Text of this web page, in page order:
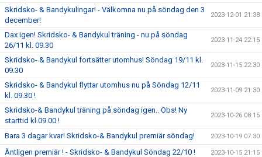
Skridsko- & Bandykulingar! - Välkomna nu på söndag den 3
december!
2023-12-01 21:38
Dax igen! Skridsko- & Bandykul träning - nu på söndag
26/11 kl. 09.30
2023-11-24 22:15
Skridsko- & Bandykul fortsätter utomhus! Söndag 19/11 kl.
09.30
2023-11-15 22:30
Skridsko- & Bandykul flyttar utomhus nu på Söndag 12/11
kl. 09.30 !
2023-11-09 21:30
Skridsko-& Bandykul träning på söndag igen.. Obs! Ny
starttid kl.09.00 !
2023-10-26 08:15
Bara 3 dagar kvar! Skridsko-& Bandykul premiär söndag! 2023-10-19 07:30
Äntligen premiär ! - Skridsko- & Bandykul Söndag 22/10 ! 2023-10-15 21:15